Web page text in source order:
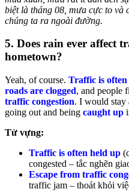
biệt là tháng 08, mưa cực to và
chúng ta ra ngoài đường.
5. Does rain ever affect
hometown?
Yeah, of course. Traffic is
roads are clogged, and people
traffic congestion. I would stay
going out and being caught up
Từ vựng:
Traffic is often held up
congested – tắc nghẽn
Escape from traffic
traffic jam – thoát khỏi